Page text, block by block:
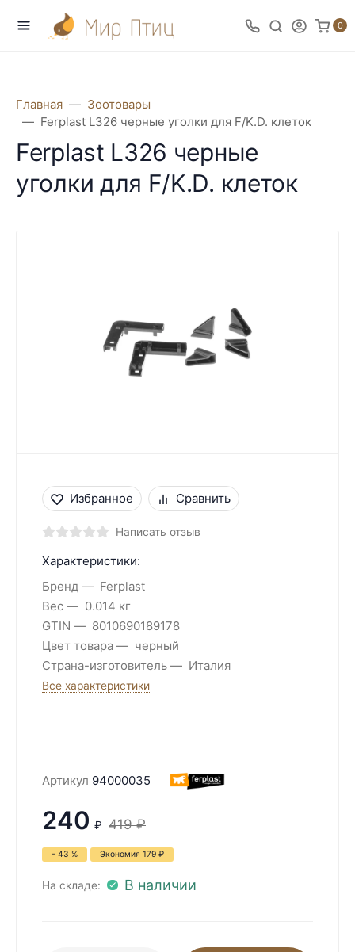
0
Главная
Зоотовары
Ferplast L326 черные уголки для F/K.D. клеток
Ferplast L326 черные
уголки для F/K.D. клеток
Избранное Сравнить
Написать отзыв
Характеристики:
Бренд
Ferplast
Вес
0.014 кг
GTIN
8010690189178
Цвет товара
черный
Страна-изготовитель
Италия
Все характеристики
Артикул 94000035
240 ₽ 419 ₽
- 43 % Экономия 179 ₽
На складе: В наличии